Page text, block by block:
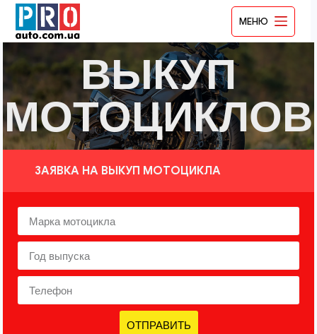
МЕНЮ
ВЫКУП
МОТОЦИКЛОВ
ЗАЯВКА НА ВЫКУП МОТОЦИКЛА
ОТПРАВИТЬ